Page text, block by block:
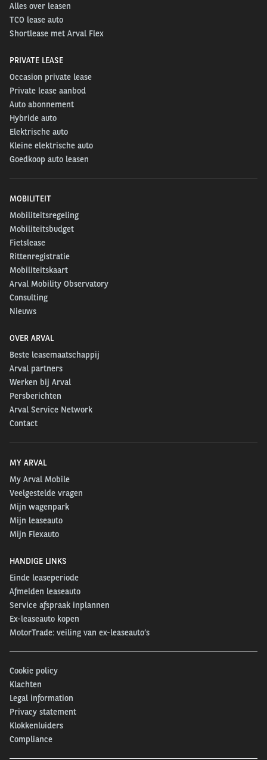
Alles over leasen
TCO lease auto
Shortlease met Arval Flex
PRIVATE LEASE
Occasion private lease
Private lease aanbod
Auto abonnement
Hybride auto
Elektrische auto
Kleine elektrische auto
Goedkoop auto leasen
MOBILITEIT
Mobiliteitsregeling
Mobiliteitsbudget
Fietslease
Rittenregistratie
Mobiliteitskaart
Arval Mobility Observatory
Consulting
Nieuws
OVER ARVAL
Beste leasemaatschappij
Arval partners
Werken bij Arval
Persberichten
Arval Service Network
Contact
MY ARVAL
My Arval Mobile
Veelgestelde vragen
Mijn wagenpark
Mijn leaseauto
Mijn Flexauto
HANDIGE LINKS
Einde leaseperiode
Afmelden leaseauto
Service afspraak inplannen
Ex-leaseauto kopen
MotorTrade: veiling van ex-leaseauto’s
Cookie policy
Klachten
Legal information
Privacy statement
Klokkenluiders
Compliance